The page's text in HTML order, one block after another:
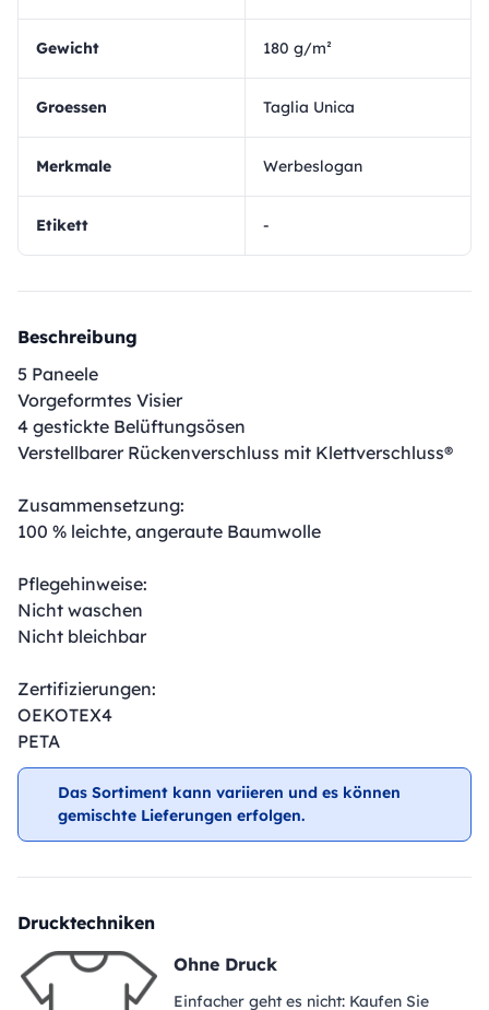
Gewicht 180 g/m²
Groessen Taglia Unica
Merkmale Werbeslogan
Etikett -
Beschreibung
5 Paneele
Vorgeformtes Visier
4 gestickte Belüftungsösen
Verstellbarer Rückenverschluss mit Klettverschluss®
Zusammensetzung:
100 % leichte, angeraute Baumwolle
Pflegehinweise:
Nicht waschen
Nicht bleichbar
Zertifizierungen:
OEKOTEX4
PETA
Das Sortiment kann variieren und es können
gemischte Lieferungen erfolgen.
Drucktechniken
Ohne Druck
Einfacher geht es nicht: Kaufen Sie